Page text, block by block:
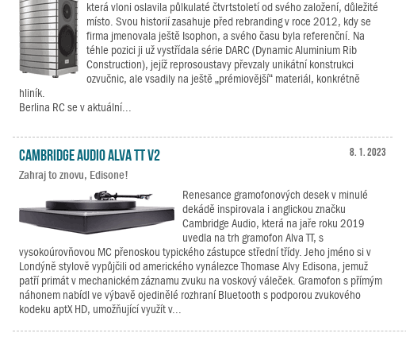
která vloni oslavila půlkulaté čtvrtstoletí od svého založení, důležité
místo. Svou historií zasahuje před rebranding v roce 2012, kdy se
firma jmenovala ještě Isophon, a svého času byla referenční. Na
téhle pozici ji už vystřídala série DARC (Dynamic Aluminium Rib
Construction), jejíž reprosoustavy převzaly unikátní konstrukci
ozvučnic, ale vsadily na ještě „prémiovější“ materiál, konkrétně
hliník.
Berlina RC se v aktuální...
8. 1. 2023
Cambridge Audio Alva TT V2
Zahraj to znovu, Edisone!
Renesance gramofonových desek v minulé
dekádě inspirovala i anglickou značku
Cambridge Audio, která na jaře roku 2019
uvedla na trh gramofon Alva TT, s
vysokoúrovňovou MC přenoskou typického zástupce střední třídy. Jeho jméno si v
Londýně stylově vypůjčili od amerického vynálezce Thomase Alvy Edisona, jemuž
patří primát v mechanickém záznamu zvuku na voskový váleček. Gramofon s přímým
náhonem nabídl ve výbavě ojedinělé rozhraní Bluetooth s podporou zvukového
kodeku aptX HD, umožňující využít v...